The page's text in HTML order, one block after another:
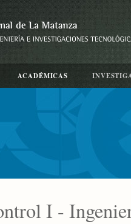
ACADÉMICAS
I -